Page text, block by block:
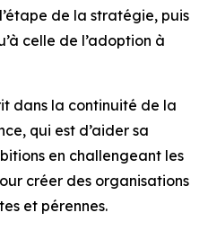
de la stratégie, puis
celle de l’adoption à
dans la continuité de la
qui est d’aider sa
en challengeant les
créer des organisations
et pérennes.